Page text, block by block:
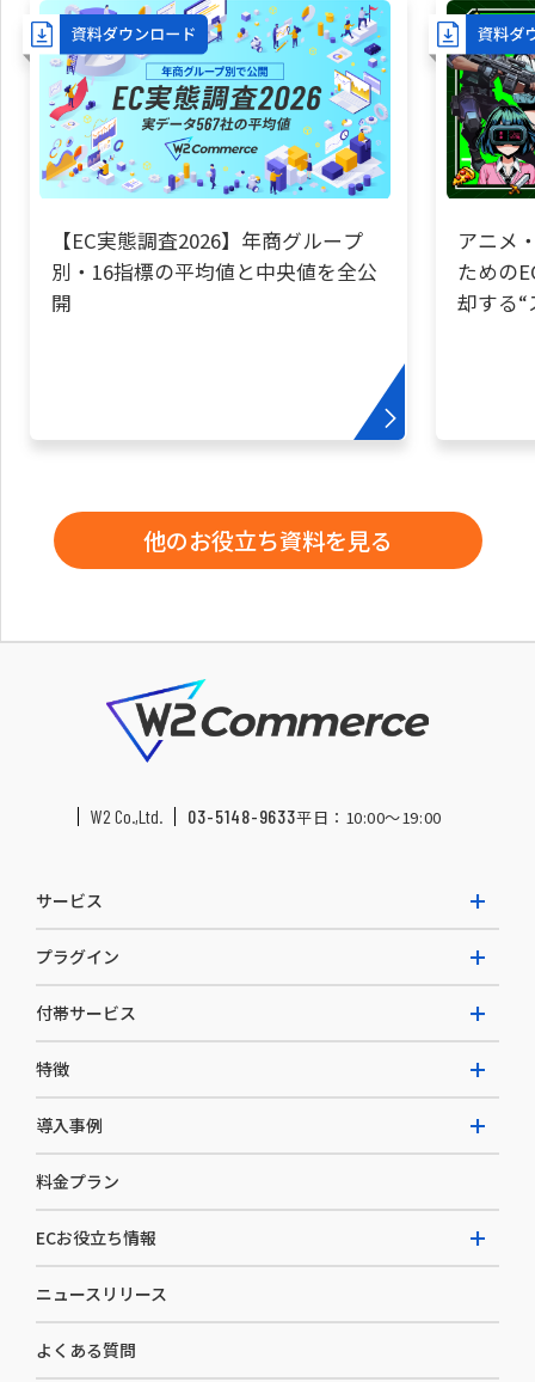
【EC実態調査2026】年商グループ
別・16指標の平均値と中央値を全公
開
アニメ
ための
却する
他のお役立ち資料を見る
W2 Co.,Ltd. 03-5148-9633平日：10:00〜19:00
サービス
W2 Commerce Repeat
W2 Commerce BtoB
W2 Commerce Asia
プラグイン
AI buddy
付帯サービス
EC運用構築支援・運用支援
カスタマーサクセス
セキュリティ
デザイン制作
コンサルティング
特徴
選ばれる理由
開発体制
導入事例
導入企業一覧
料金プラン
ECお役立ち情報
お役立ち資料
ニュースリリース
よくある質問